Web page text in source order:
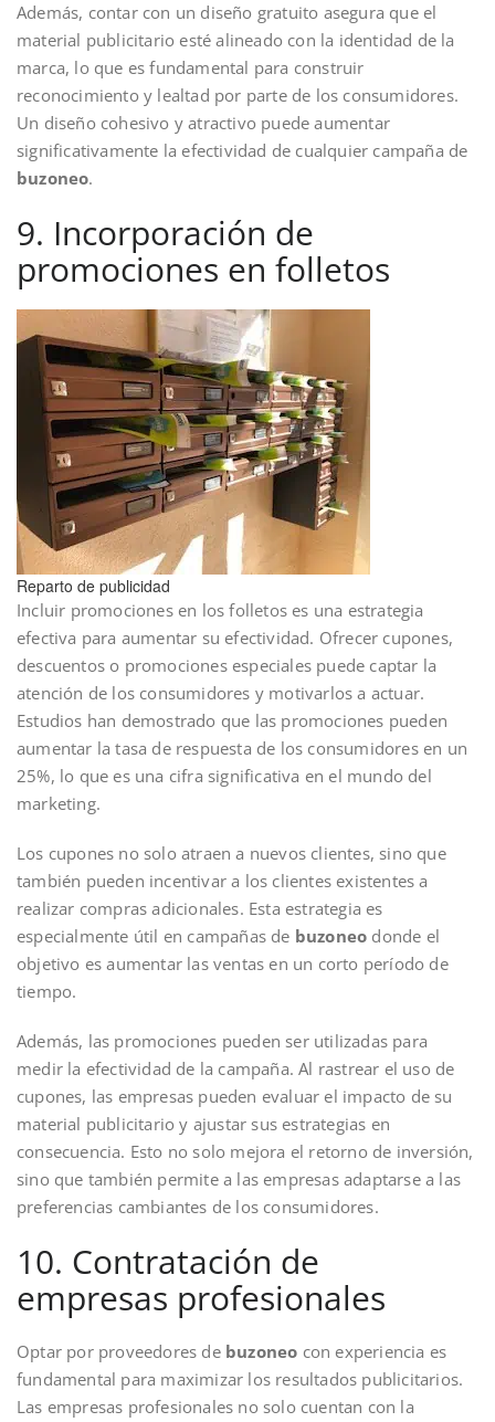
Además, contar con un diseño gratuito asegura que el
material publicitario esté alineado con la identidad de la
marca, lo que es fundamental para construir
reconocimiento y lealtad por parte de los consumidores.
Un diseño cohesivo y atractivo puede aumentar
significativamente la efectividad de cualquier campaña de
buzoneo.
9. Incorporación de
promociones en folletos
Reparto de publicidad
Incluir promociones en los folletos es una estrategia
efectiva para aumentar su efectividad. Ofrecer cupones,
descuentos o promociones especiales puede captar la
atención de los consumidores y motivarlos a actuar.
Estudios han demostrado que las promociones pueden
aumentar la tasa de respuesta de los consumidores en un
25%, lo que es una cifra significativa en el mundo del
marketing.
Los cupones no solo atraen a nuevos clientes, sino que
también pueden incentivar a los clientes existentes a
realizar compras adicionales. Esta estrategia es
especialmente útil en campañas de buzoneo donde el
objetivo es aumentar las ventas en un corto período de
tiempo.
Además, las promociones pueden ser utilizadas para
medir la efectividad de la campaña. Al rastrear el uso de
cupones, las empresas pueden evaluar el impacto de su
material publicitario y ajustar sus estrategias en
consecuencia. Esto no solo mejora el retorno de inversión,
sino que también permite a las empresas adaptarse a las
preferencias cambiantes de los consumidores.
10. Contratación de
empresas profesionales
Optar por proveedores de buzoneo con experiencia es
fundamental para maximizar los resultados publicitarios.
Las empresas profesionales no solo cuentan con la